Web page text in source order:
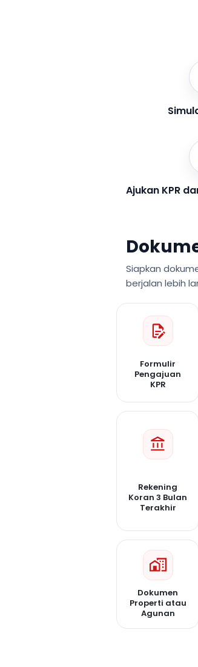
Ajukan KPR
Siapkan
berjalan lebih
Formulir
Pengajuan
KPR
Rekening
Koran 3 Bulan
Terakhir
Dokumen
Properti atau
Agunan